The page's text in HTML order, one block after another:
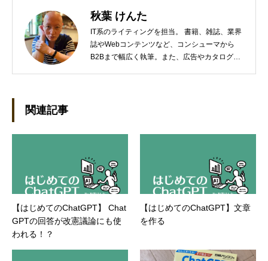
秋葉 けんた
IT系のライティングを担当。 書籍、雑誌、業界
誌やWebコンテンツなど、コンシューマから
B2Bまで幅広く執筆。また、広告やカタログ、
ージ（SAN/NAS/LTO/SASなど）、セキュリテ
リ/内部統制・コンプライアンス/ネットワーク
セキュリティ/メールセキュリティなど）、ネッ
トワーク（KVMスイッチ/グループウェア/サー
バ/資産管理/シンクライアント/ホスティングな
ど）、その他（.NET/BI/カタログ/各種戦略/導入
事例/パートナー取材など）…ほか、多数執筆。
関連記事
【はじめてのChatGPT】 Chat
GPTの回答が改憲議論にも使
われる！？
【はじめてのChatGPT】文章
を作る